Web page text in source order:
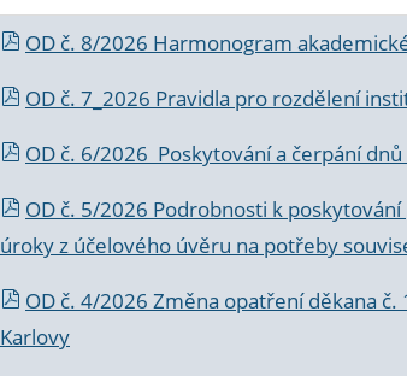
OD č. 8/2026 Harmonogram
OD č. 7_2026 Pravidla pro rozdělení
OD č. 6/2026 Poskytování a čerpání
OD č. 5/2026 Podrobnosti k
úroky z účelového úvěru na potřeby
OD č. 4/2026 Změna opatření děkana
Karlovy